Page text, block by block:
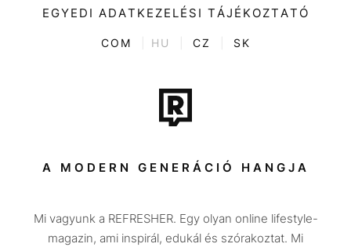
Kultúra
ENTR
Tech-Tudomány
Sport
Társadalom
Utazás
EGYEDI ADATKEZELÉSI TÁJÉKOZTATÓ
COM HU CZ SK
A MODERN GENERÁCIÓ HANGJA
Mi vagyunk a REFRESHER. Egy olyan online lifestyle-
magazin, ami inspirál, edukál és szórakoztat. Mi